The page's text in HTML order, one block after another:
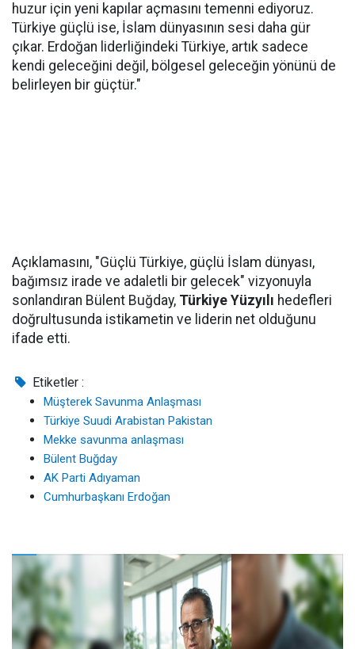
huzur için yeni kapılar açmasını temenni ediyoruz.
Türkiye güçlü ise, İslam dünyasının sesi daha gür
çıkar. Erdoğan liderliğindeki Türkiye, artık sadece
kendi geleceğini değil, bölgesel geleceğin yönünü de
belirleyen bir güçtür."
Açıklamasını, "Güçlü Türkiye, güçlü İslam dünyası,
bağımsız irade ve adaletli bir gelecek" vizyonuyla
sonlandıran Bülent Buğday, Türkiye Yüzyılı hedefleri
doğrultusunda istikametin ve liderin net olduğunu
ifade etti.
Etiketler :
Müşterek Savunma Anlaşması
Türkiye Suudi Arabistan Pakistan
Mekke savunma anlaşması
Bülent Buğday
AK Parti Adıyaman
Cumhurbaşkanı Erdoğan